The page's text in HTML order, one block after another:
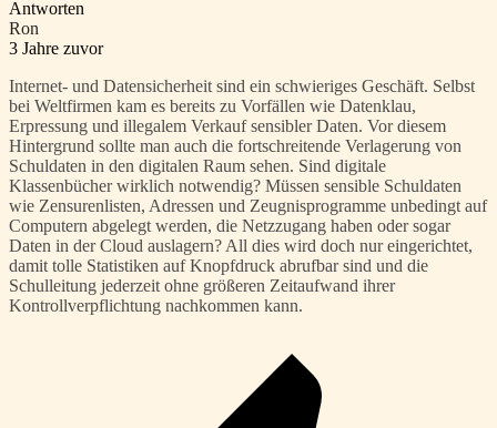
Antworten
Ron
3 Jahre zuvor
Internet- und Datensicherheit sind ein schwieriges Geschäft. Selbst
bei Weltfirmen kam es bereits zu Vorfällen wie Datenklau,
Erpressung und illegalem Verkauf sensibler Daten. Vor diesem
Hintergrund sollte man auch die fortschreitende Verlagerung von
Schuldaten in den digitalen Raum sehen. Sind digitale
Klassenbücher wirklich notwendig? Müssen sensible Schuldaten
wie Zensurenlisten, Adressen und Zeugnisprogramme unbedingt auf
Computern abgelegt werden, die Netzzugang haben oder sogar
Daten in der Cloud auslagern? All dies wird doch nur eingerichtet,
damit tolle Statistiken auf Knopfdruck abrufbar sind und die
Schulleitung jederzeit ohne größeren Zeitaufwand ihrer
Kontrollverpflichtung nachkommen kann.